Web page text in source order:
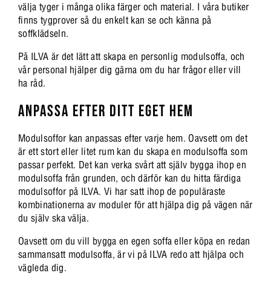
välja tyger i många olika färger och material. I våra butiker
finns tygprover så du enkelt kan se och känna på
soffklädseln.
På ILVA är det lätt att skapa en personlig modulsoffa, och
vår personal hjälper dig gärna om du har frågor eller vill
ha råd.
ANPASSA EFTER DITT EGET HEM
Modulsoffor kan anpassas efter varje hem. Oavsett om det
är ett stort eller litet rum kan du skapa en modulsoffa som
passar perfekt. Det kan verka svårt att själv bygga ihop en
modulsoffa från grunden, och därför kan du hitta färdiga
modulsoffor på ILVA. Vi har satt ihop de populäraste
kombinationerna av moduler för att hjälpa dig på vägen när
du själv ska välja.
Oavsett om du vill bygga en egen soffa eller köpa en redan
sammansatt modulsoffa, är vi på ILVA redo att hjälpa och
vägleda dig.